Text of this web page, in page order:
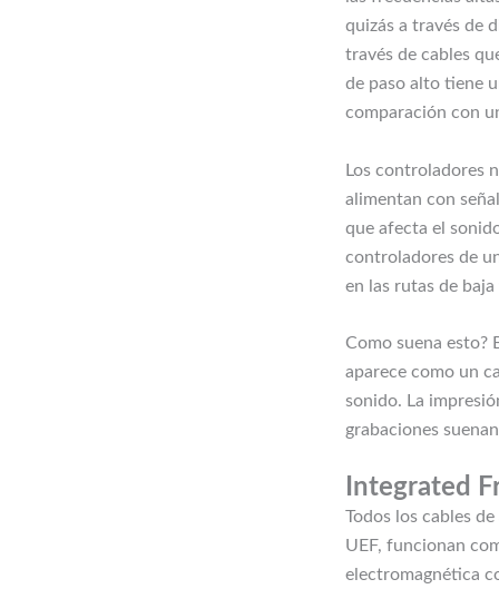
quizás a través de
través de cables
de paso alto tiene
comparación con
Los controladores
alimentan con
que afecta el
controladores de
en las rutas de
Como suena esto?
aparece como un
sonido. La
grabaciones
Integrated
Todos los cables
UEF, funcionan
electromagnética